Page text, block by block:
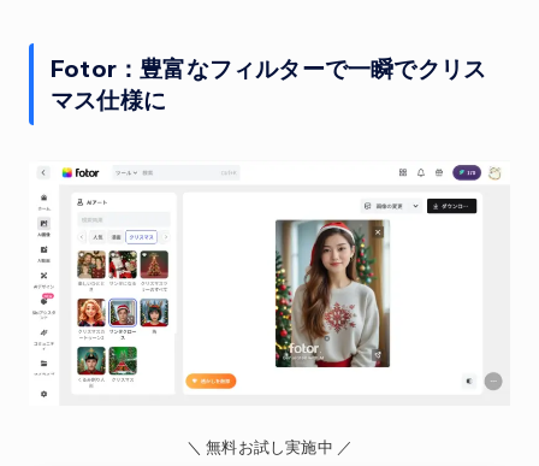
Fotor：豊富なフィルターで一瞬でクリス
マス仕様に
＼ 無料お試し実施中 ／